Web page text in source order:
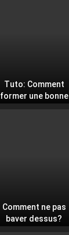
Tuto: Comment
former une bonne
Comment ne pas
baver dessus?